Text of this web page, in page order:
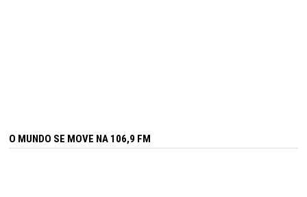
O MUNDO SE MOVE NA 106,9 FM